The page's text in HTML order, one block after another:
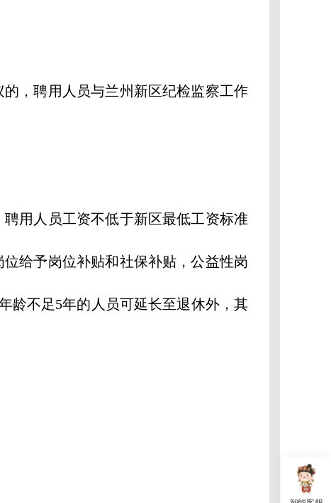
，聘用人员与兰州新区纪检监察工作
用人员工资不低于新区最低工资标准
给予岗位补贴和社保补贴，公益性岗
龄不足5年的人员可延长至退休外，其